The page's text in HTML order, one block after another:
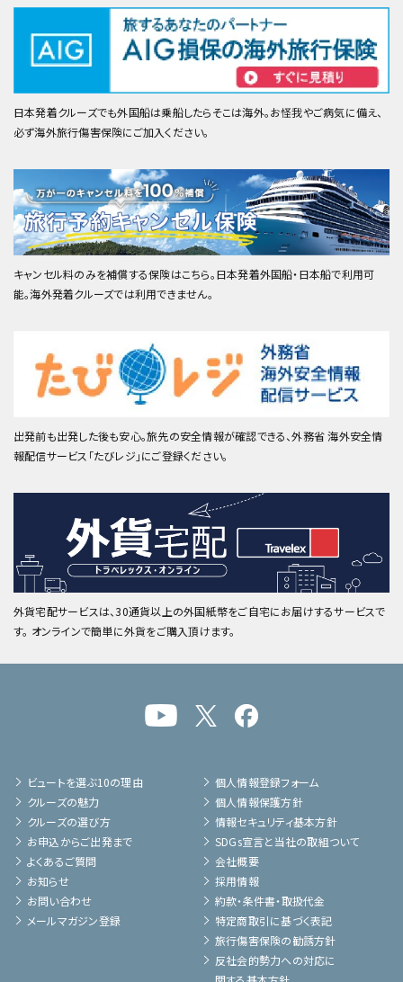
日本発着クルーズでも外国船は乗船したらそこは海外。お怪我やご病気に備え、
必ず海外旅行傷害保険にご加入ください。
キャンセル料のみを補償する保険はこちら。日本発着外国船・日本船で利用可
能。海外発着クルーズでは利用できません。
出発前も出発した後も安心。旅先の安全情報が確認できる、外務省 海外安全情
報配信サービス「たびレジ」にご登録ください。
外貨宅配サービスは、30通貨以上の外国紙幣をご自宅にお届けするサービスで
す。 オンラインで簡単に外貨をご購入頂けます。
ビュートを選ぶ10の理由
クルーズの魅力
クルーズの選び方
お申込からご出発まで
よくあるご質問
お知らせ
お問い合わせ
メールマガジン登録
個人情報登録フォーム
個人情報保護方針
情報セキュリティ基本方針
SDGs宣言と当社の取組ついて
会社概要
採用情報
約款・条件書・取扱代金
特定商取引に基づく表記
旅行傷害保険の勧誘方針
反社会的勢力への対応に